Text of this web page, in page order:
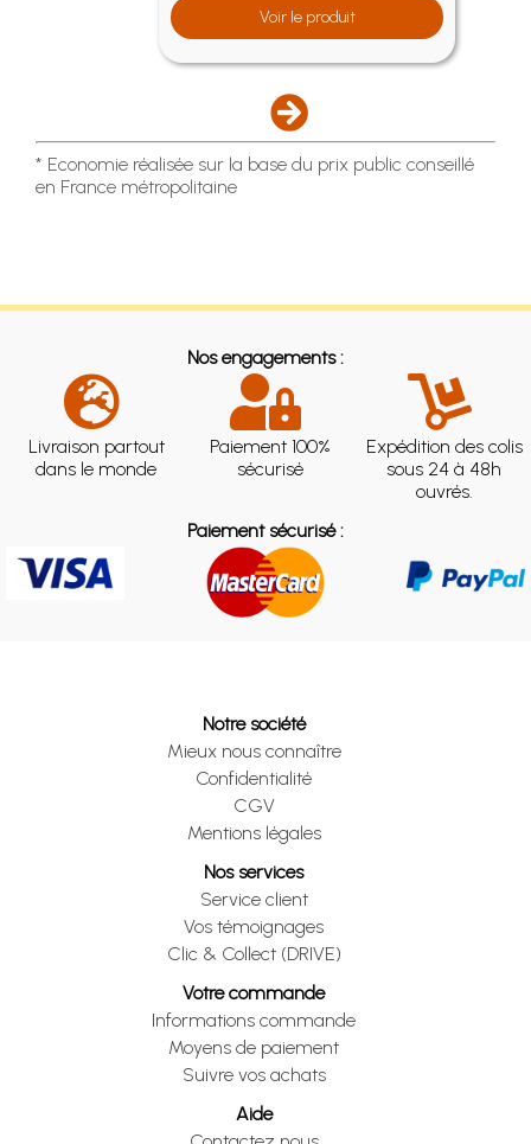
Voir le produit
* Economie réalisée sur la base du prix public conseillé
en France métropolitaine
Nos engagements :
Livraison partout
dans le monde
Paiement 100%
sécurisé
Expédition des colis
sous 24 à 48h
ouvrés.
Paiement sécurisé :
Notre société
Mieux nous connaître
Confidentialité
CGV
Mentions légales
Nos services
Service client
Vos témoignages
Clic & Collect (DRIVE)
Votre commande
Informations commande
Moyens de paiement
Suivre vos achats
Aide